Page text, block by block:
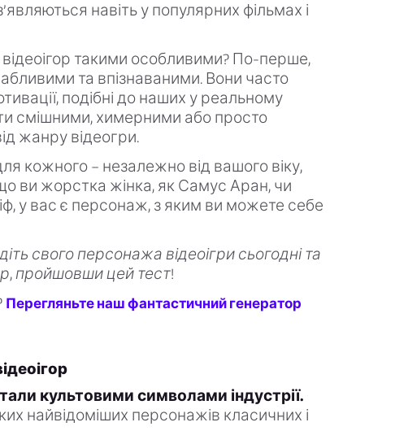
навіть у популярних фільмах і
такими особливими? По-перше,
та впізнаваними. Вони часто
подібні до наших у реальному
смішними, химерними або просто
жанру відеогри.
кожного – незалежно від вашого віку,
ви жорстка жінка, як Самус Аран, чи
у вас є персонаж, з яким ви можете себе
свого персонажа відеоігри сьогодні та
пройшовши цей тест!
Перегляньте наш фантастичний генератор
культовими символами індустрії.
найвідоміших персонажів класичних і